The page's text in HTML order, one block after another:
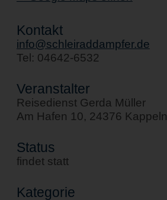
Kontakt
info@schleiraddampfer.de
Tel: 04642-6532
Veranstalter
Reisedienst Gerda Müller
Am Hafen 10, 24376 Kappeln
Status
findet statt
Kategorie